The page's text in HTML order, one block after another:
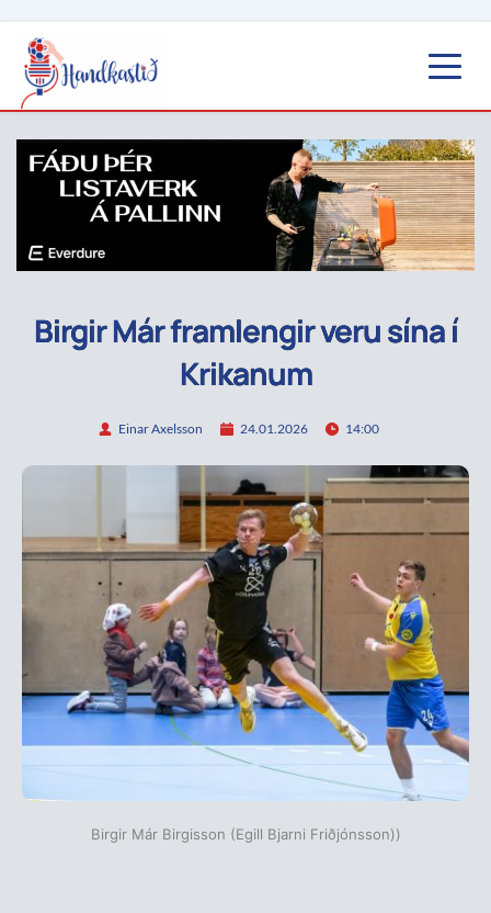
Birgir Már framlengir veru sína í
Krikanum
Einar Axelsson 24.01.2026 14:00
Birgir Már Birgisson (Egill Bjarni Friðjónsson))